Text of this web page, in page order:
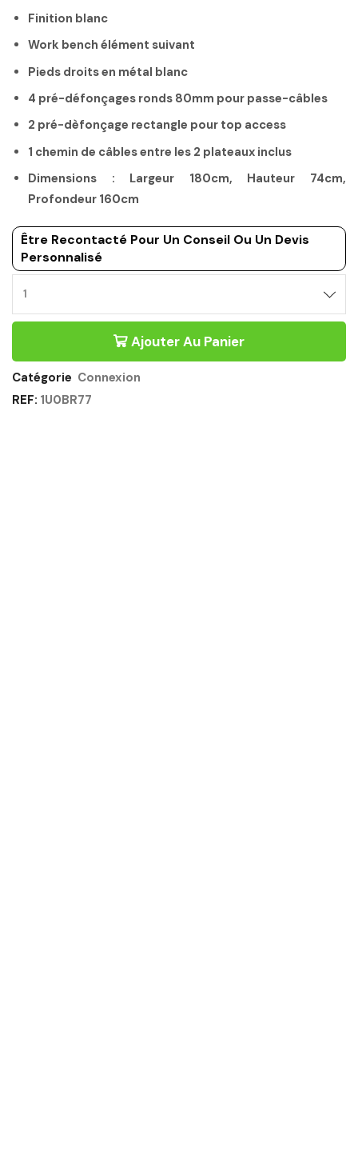
Finition blanc
Work bench élément suivant
Pieds droits en métal blanc
4 pré-défonçages ronds 80mm pour passe-câbles
2 pré-dèfonçage rectangle pour top access
1 chemin de câbles entre les 2 plateaux inclus
Dimensions : Largeur 180cm, Hauteur 74cm,
Profondeur 160cm
Être Recontacté Pour Un Conseil Ou Un Devis
Personnalisé
BENCH
180CM
Ajouter Au Panier
Catégorie Connexion
REF: 1U0BR77